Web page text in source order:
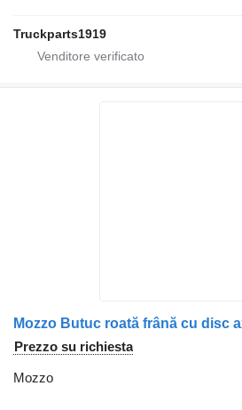
Truckparts1919
Prezzo su richiesta
Mozzo